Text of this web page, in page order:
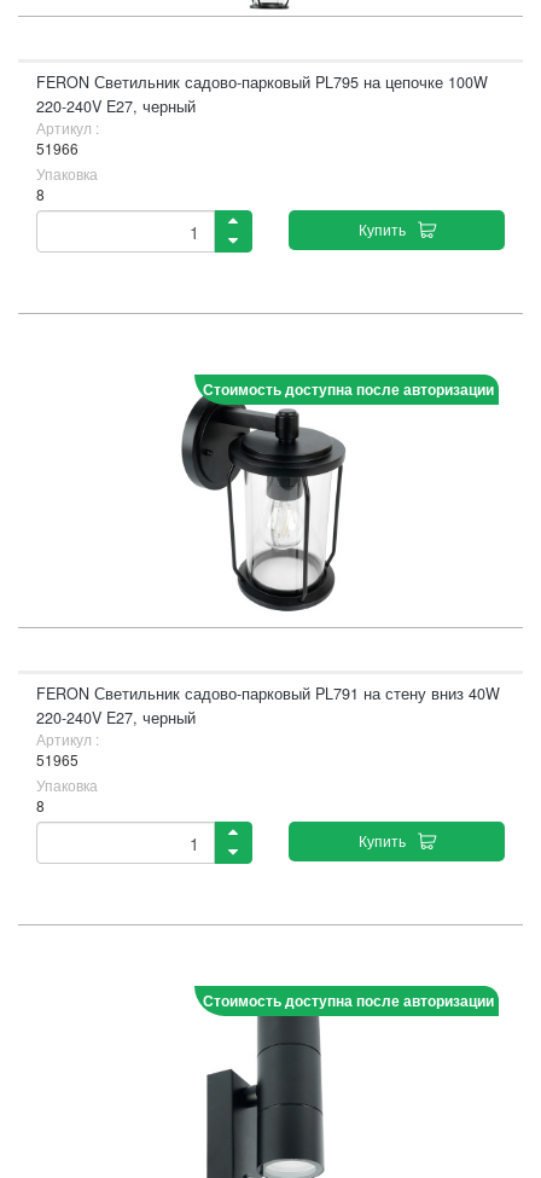
FERON Светильник садово-парковый PL795 на цепочке 100W
220-240V E27, черный
Артикул :
51966
Упаковка
8
Купить
Стоимость доступна после авторизации
FERON Светильник садово-парковый PL791 на стену вниз 40W
220-240V E27, черный
Артикул :
51965
Упаковка
8
Купить
Стоимость доступна после авторизации